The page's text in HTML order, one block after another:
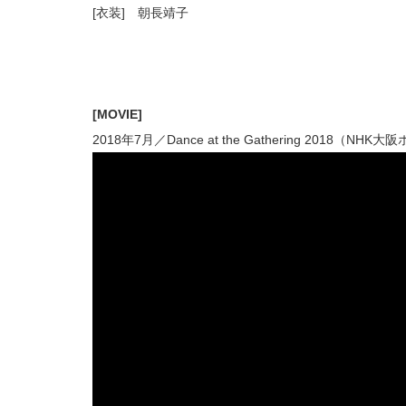
[衣装] 朝長靖子
[MOVIE]
2018年7月／Dance at the Gathering 2018（NHK大